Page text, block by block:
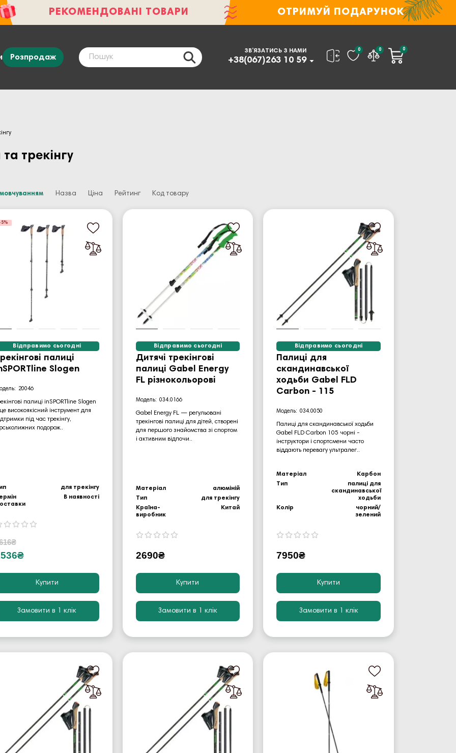
РЕКОМЕНДОВАНІ ТОВАРИ ОТРИМУЙ ПОДАРУНОК
Розпродаж
ЗВ’ЯЗАТИСЬ З НАМИ
+38(067)263 10 59
0 0 0
трекінгу
Назва Ціна Рейтинг Код товару
5%
Відправимо сьогодні
палиці
Slogen
20046
палиці inSPORTline Slogen
високоякісний інструмент для
під час трекінгу,
подорож..
для трекінгу
В наявності
Купити
Замовити в 1 клік
Відправимо сьогодні
Дитячі трекінгові
палиці Gabel Energy
FL різнокольорові
034.0166
Gabel Energy FL — регульовані
трекінгові палиці для дітей, створені
для першого знайомства зі спортом
і активним відпочи..
Матеріал
алюміній
Тип
для трекінгу
Країна-
виробник
Китай
2690₴
Купити
Замовити в 1 клік
Відправимо сьогодні
Палиці для
скандинавської
ходьби Gabel FLD
Carbon - 115
034.0050
Палиці для скандинавської ходьби
Gabel FLD Carbon 105 чорні -
інструктори і спортсмени часто
віддають перевагу ультралег..
Матеріал
Карбон
Тип
палиці для
скандинавської
ходьби
Колір
чорний/
зелений
7950₴
Купити
Замовити в 1 клік